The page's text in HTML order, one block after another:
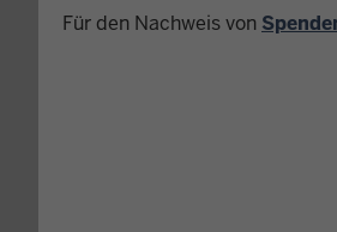
Für den Nachweis von